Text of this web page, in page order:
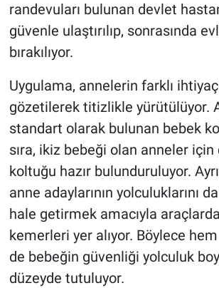
randevuları bulunan devlet
güvenle ulaştırılıp, sonrasında
bırakılıyor.
Uygulama, annelerin farklı
gözetilerek titizlikle yürütülüyor.
standart olarak bulunan bebek
sıra, ikiz bebeği olan anneler
koltuğu hazır bulunduruluyor.
anne adaylarının yolculuklarını
hale getirmek amacıyla
kemerleri yer alıyor. Böylece
de bebeğin güvenliği yolculuk
düzeyde tutuluyor.